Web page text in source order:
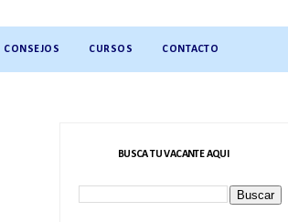
CONSEJOS CURSOS CONTACTO
BUSCA TU VACANTE AQUI